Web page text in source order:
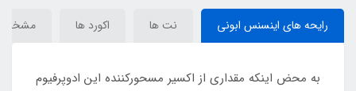
رایحه های اینسنس ابونی نت ها اکورد ها
به محض اینکه مقداری از اکسیر مسحورکننده این ادوپرفیوم